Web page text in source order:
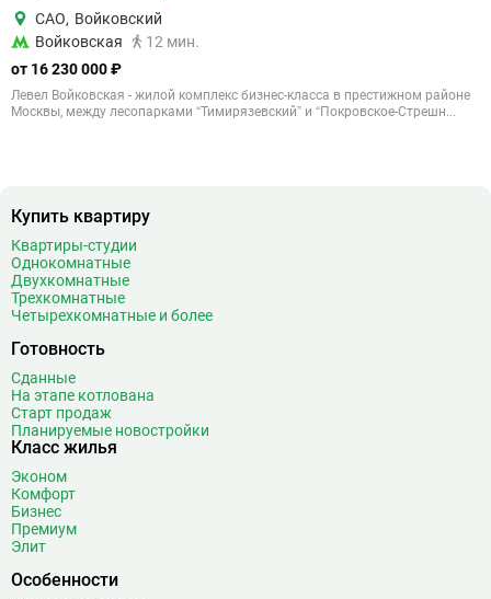
САО, Войковский
Войковская
12 мин.
от 16 230 000 ₽
Левел Войковская - жилой комплекс бизнес-класса в престижном районе
Москвы, между лесопарками “Тимирязевский” и “Покровское-Стрешн...
Купить квартиру
Квартиры-студии
Однокомнатные
Двухкомнатные
Трехкомнатные
Четырехкомнатные и более
Готовность
Сданные
На этапе котлована
Старт продаж
Планируемые новостройки
Класс жилья
Эконом
Комфорт
Бизнес
Премиум
Элит
Особенности